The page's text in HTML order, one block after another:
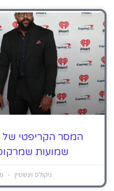
המסר הקריפטי של
שמועות
ניקולס וינשטיין